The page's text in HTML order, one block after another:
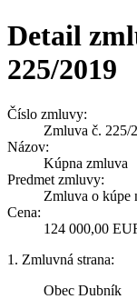
Detail
225/2019
Číslo zmluvy:
Zmluva č. 225/
Názov:
Kúpna zmluva
Predmet zmluvy:
Zmluva o kúpe
Cena:
124 000,00
1. Zmluvná strana:
Obec Dubník